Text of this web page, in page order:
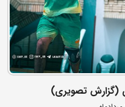
(گزارش تصویری)